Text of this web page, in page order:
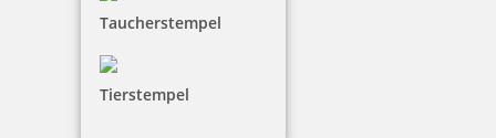
Taucherstempel
Tierstempel